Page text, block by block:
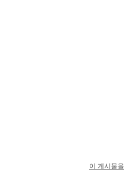
이 게시물을